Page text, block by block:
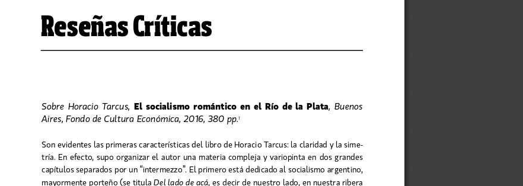
Reseñas Críticas
Sobre  Horacio  Tarcus, El  socialismo  romántico  en  el  Río  de  la  Plata,  Buenos
Aires, Fondo de Cultura Económica, 2016, 380 pp.1
Son evidentes las primeras características del libro de Horacio Tarcus: la claridad y la sime-
tría. En efecto, supo organizar el autor una materia compleja y variopinta en dos grandes
capítulos separados por un “intermezzo”. El primero está dedicado al socialismo argentino,
mayormente porteño (se titula Del lado de acá , es decir de nuestro lado, en nuestra ribera